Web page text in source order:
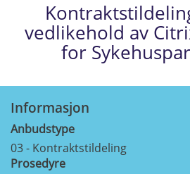
vedlikehold av
for
Informasjon
Anbudstype
03 - Kontraktstildeling
Prosedyre